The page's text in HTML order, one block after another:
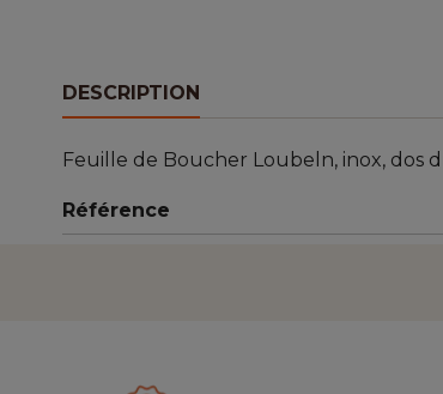
DESCRIPTION
Feuille de Boucher Loubeln, inox, dos
Référence